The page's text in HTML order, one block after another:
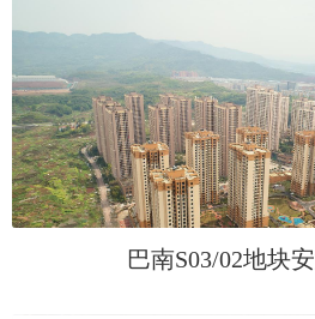
巴南S03/02地块